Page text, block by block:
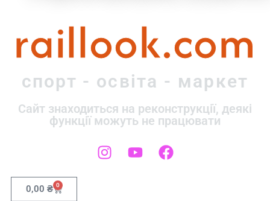
raillook.com
спорт - освіта - маркет
Сайт знаходиться на реконструкції, деякі
функції можуть не працювати
0,00 ₴ 0